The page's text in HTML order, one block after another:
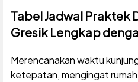
Tabel Jadwal Praktek
Gresik Lengkap
Merencanakan waktu
ketepatan, mengingat